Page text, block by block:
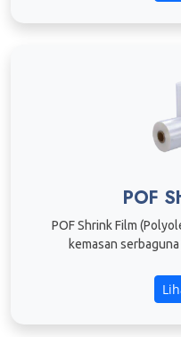
POF
POF Shrink Film
kemasan